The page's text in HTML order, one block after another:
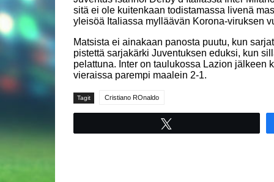
sitä ei ole kuitenkaan todistamassa livenä
yleisöä Italiassa mylläävän Korona-viruksen
Matsista ei ainakaan panosta puutu, kun
pistettä sarjakärki Juventuksen eduksi, kun
pelattuna. Inter on taulukossa Lazion jälkeen
vieraissa parempi maalein 2-1.
Tagit Cristiano ROnaldo